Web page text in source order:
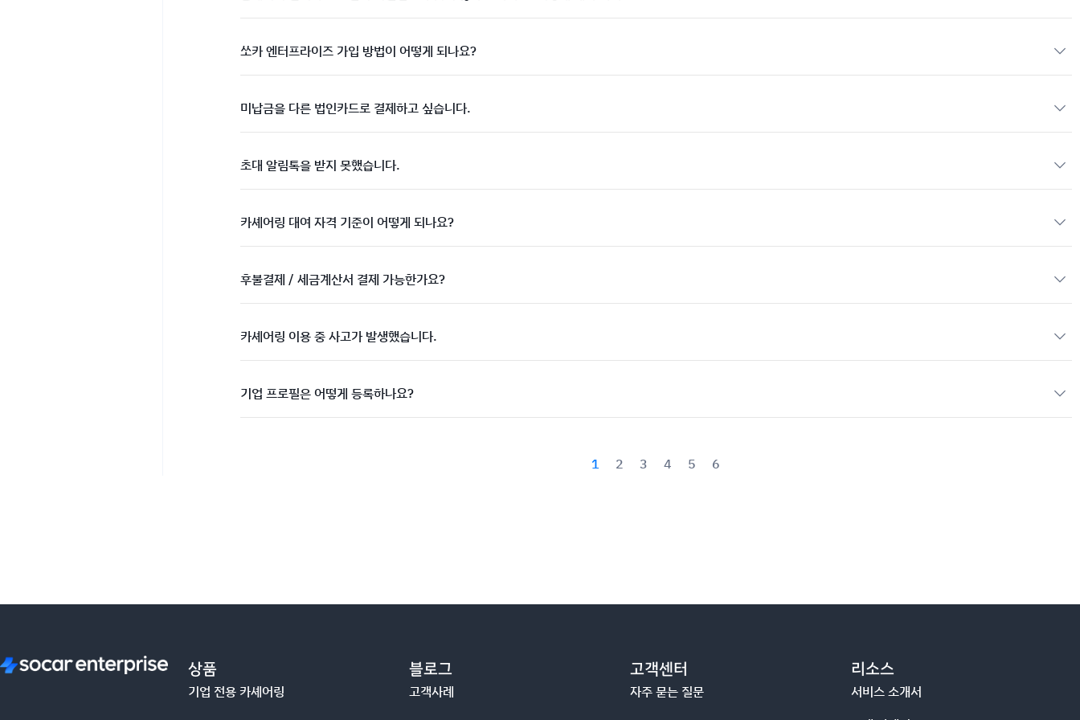
쏘카 엔터프라이즈 가입 방법이 어떻게 되나요?
미납금을 다른 법인카드로 결제하고 싶습니다.
초대 알림톡을 받지 못했습니다.
카셰어링 대여 자격 기준이 어떻게 되나요?
후불결제 / 세금계산서 결제 가능한가요?
카셰어링 이용 중 사고가 발생했습니다.
기업 프로필은 어떻게 등록하나요?
1 2 3 4 5 6
상품
기업 전용 카셰어링
블로그
고객사례
고객센터
자주 묻는 질문
리소스
서비스 소개서